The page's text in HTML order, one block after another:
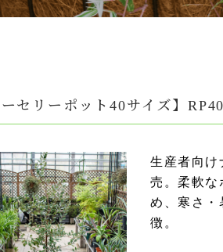
ーセリーポット40サイズ】
生産者向け
売。柔軟な
め、寒さ・
徴。